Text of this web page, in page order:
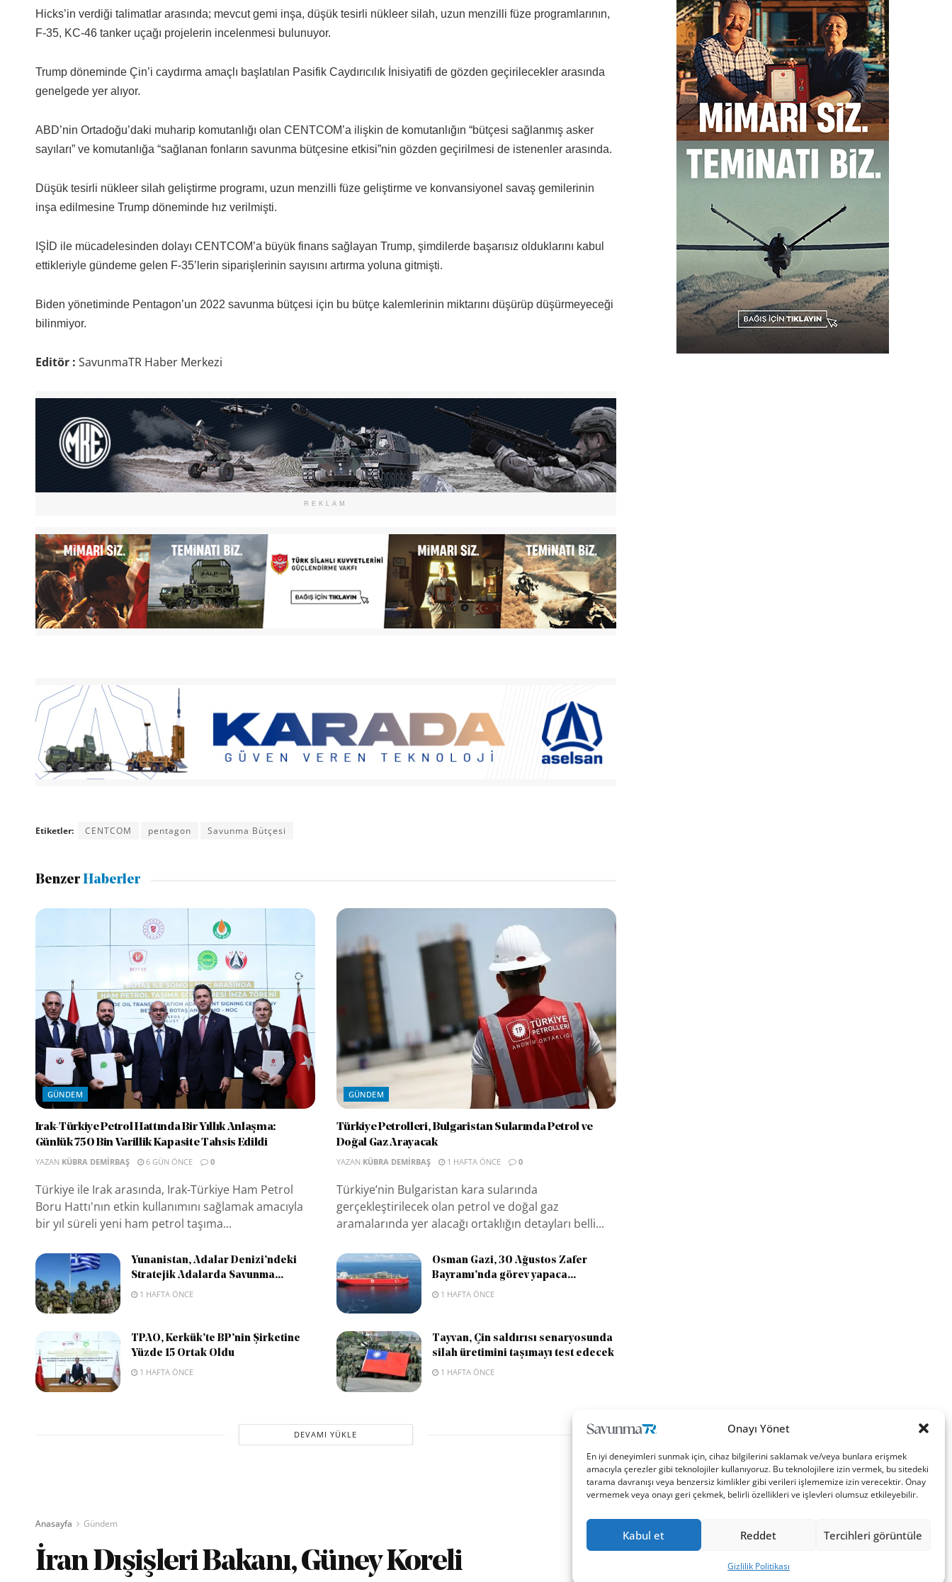
Onayı Yönet
En iyi deneyimleri sunmak için, cihaz bilgilerini saklamak ve/veya bunlara erişmek
amacıyla çerezler gibi teknolojiler kullanıyoruz. Bu teknolojilere izin vermek, bu sitedeki
tarama davranışı veya benzersiz kimlikler gibi verileri işlememize izin verecektir. Onay
vermemek veya onayı geri çekmek, belirli özellikleri ve işlevleri olumsuz etkileyebilir.
Kabul et Reddet Tercihleri görüntüle
Gizlilik Politikası
Hicks’in verdiği talimatlar arasında; mevcut gemi inşa, düşük tesirli nükleer silah, uzun menzilli füze programlarının,
F-35, KC-46 tanker uçağı projelerin incelenmesi bulunuyor.
Trump döneminde Çin’i caydırma amaçlı başlatılan Pasifik Caydırıcılık İnisiyatifi de gözden geçirilecekler arasında
genelgede yer alıyor.
ABD’nin Ortadoğu’daki muharip komutanlığı olan CENTCOM’a ilişkin de komutanlığın “bütçesi sağlanmış asker
sayıları” ve komutanlığa “sağlanan fonların savunma bütçesine etkisi”nin gözden geçirilmesi de istenenler arasında.
Düşük tesirli nükleer silah geliştirme programı, uzun menzilli füze geliştirme ve konvansiyonel savaş gemilerinin
inşa edilmesine Trump döneminde hız verilmişti.
IŞİD ile mücadelesinden dolayı CENTCOM’a büyük finans sağlayan Trump, şimdilerde başarısız olduklarını kabul
ettikleriyle gündeme gelen F-35’lerin siparişlerinin sayısını artırma yoluna gitmişti.
Biden yönetiminde Pentagon’un 2022 savunma bütçesi için bu bütçe kalemlerinin miktarını düşürüp düşürmeyeceği
bilinmiyor.
Editör : SavunmaTR Haber Merkezi
REKLAM
Etiketler: CENTCOM pentagon Savunma Bütçesi
BenzerHaberler
GÜNDEM
Irak-Türkiye Petrol Hattında Bir Yıllık Anlaşma:
Günlük 750 Bin Varillik Kapasite Tahsis Edildi
YAZAN KÜBRA DEMIRBAŞ 6 GÜN ÖNCE 0
Türkiye ile Irak arasında, Irak-Türkiye Ham Petrol
Boru Hattı'nın etkin kullanımını sağlamak amacıyla
bir yıl süreli yeni ham petrol taşıma...
GÜNDEM
Türkiye Petrolleri, Bulgaristan Sularında Petrol ve
Doğal Gaz Arayacak
YAZAN KÜBRA DEMIRBAŞ 1 HAFTA ÖNCE 0
Türkiye’nin Bulgaristan kara sularında
gerçekleştirilecek olan petrol ve doğal gaz
aramalarında yer alacağı ortaklığın detayları belli...
Yunanistan, Adalar Denizi’ndeki
Stratejik Adalarda Savunma...
1 HAFTA ÖNCE
Osman Gazi, 30 Ağustos Zafer
Bayramı’nda görev yapaca...
1 HAFTA ÖNCE
TPAO, Kerkük’te BP’nin Şirketine
Yüzde 15 Ortak Oldu
1 HAFTA ÖNCE
Tayvan, Çin saldırısı senaryosunda
silah üretimini taşımayı test edecek
1 HAFTA ÖNCE
DEVAMI YÜKLE
Anasayfa Gündem
İran Dışişleri Bakanı, Güney Koreli